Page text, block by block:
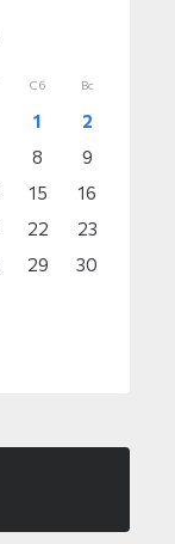
Сб Вс
1
2
8
9
15
16
22
23
29
30